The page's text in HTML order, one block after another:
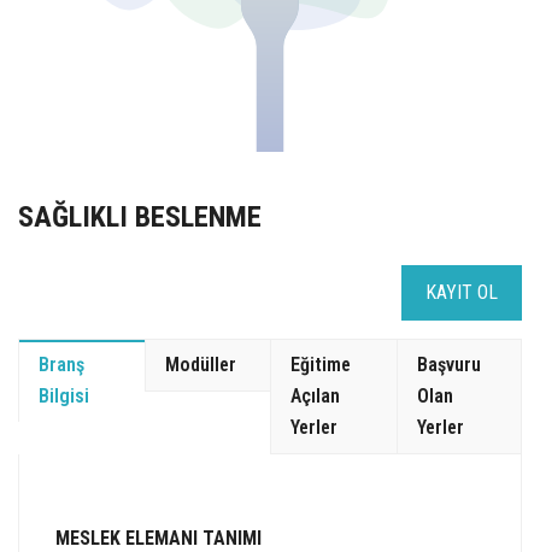
SAĞLIKLI BESLENME
KAYIT OL
Branş
Bilgisi
Modüller
Eğitime
Açılan
Yerler
Başvuru
Olan
Yerler
MESLEK ELEMANI TANIMI